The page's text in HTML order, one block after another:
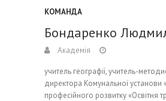
КОМАНДА
Бондаренко
Академія
учитель географії, учитель-
директора Комунальної установи
професійного розвитку «Освітня